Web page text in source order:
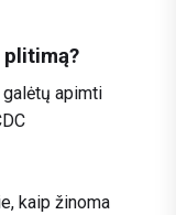
apimti
kaip žinoma